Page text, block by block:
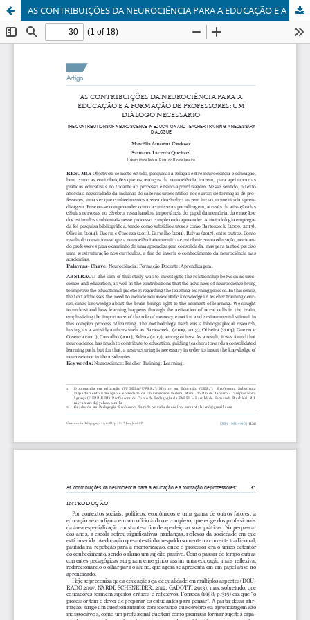
AS CONTRIBUIÇÕES DA NEUROCIÊNCIA PARA A EDUCAÇÃO E A FORMAÇÃO DE PROFESSORES: UM DIÁLOGO NECESSÁRIO